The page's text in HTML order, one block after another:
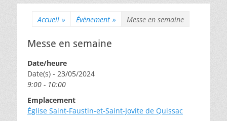
Accueil » Évènement » Messe en semaine
Messe en semaine
Date/heure
Date(s) - 23/05/2024
9:00 - 10:00
Emplacement
Église Saint-Faustin-et-Saint-Jovite de Quissac